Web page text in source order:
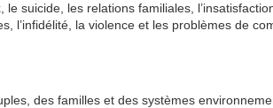
suicide, les relations familiales,
l’infidélité, la violence et les problèmes de
des familles et des systèmes